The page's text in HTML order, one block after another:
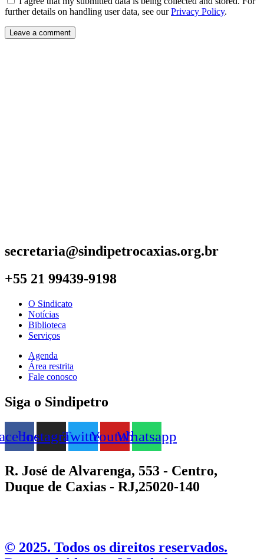
further details on handling user data, see ourPrivacy Policy.
secretaria@sindipetrocaxias.org.br
+55 21 99439-9198
O Sindicato
Notícias
Biblioteca
Serviços
Agenda
Área restrita
Fale conosco
Siga o Sindipetro
InstagramTwitterYoutubeWhatsapp
R. José de Alvarenga, 553 - Centro,
Duque de Caxias - RJ,25020-140
©️ 2025. Todos os direitos reservados.